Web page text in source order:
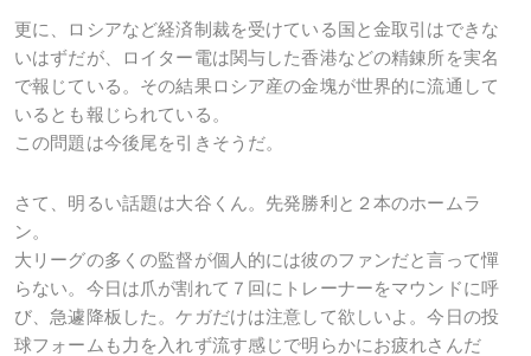
更に、ロシアなど経済制裁を受けている国と金取引はできな
いはずだが、ロイター電は関与した香港などの精錬所を実名
で報じている。その結果ロシア産の金塊が世界的に流通して
いるとも報じられている。
この問題は今後尾を引きそうだ。
さて、明るい話題は大谷くん。先発勝利と２本のホームラ
ン。
大リーグの多くの監督が個人的には彼のファンだと言って憚
らない。今日は爪が割れて７回にトレーナーをマウンドに呼
び、急遽降板した。ケガだけは注意して欲しいよ。今日の投
球フォームも力を入れず流す感じで明らかにお疲れさんだ